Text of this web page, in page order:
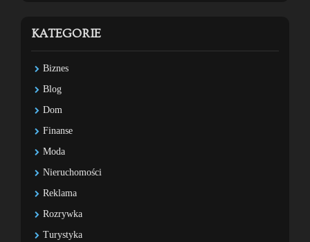
KATEGORIE
Biznes
Blog
Dom
Finanse
Moda
Nieruchomości
Reklama
Rozrywka
Turystyka